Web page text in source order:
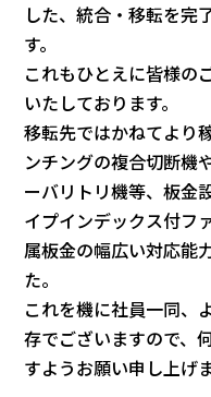
した、統合・移転を完
す。
これもひとえに皆様の
いたしております。
移転先ではかねてより
ンチングの複合切断機
ーバリトリ機等、板金
イプインデックス付フ
属板金の幅広い対応能
た。
これを機に社員一同、
存でございますので、
すようお願い申し上げま